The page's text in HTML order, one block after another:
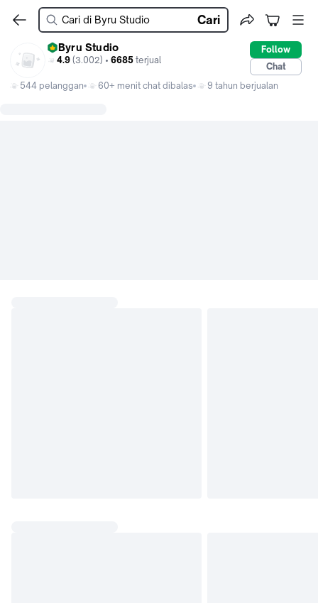
Cari
Byru Studio
4.9 (3.002) • 6685 terjual
Follow
Chat
544 pelanggan
60+ menit chat dibalas 9 tahun berjualan